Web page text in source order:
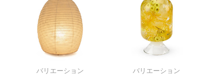
バリエーション
バリエーション